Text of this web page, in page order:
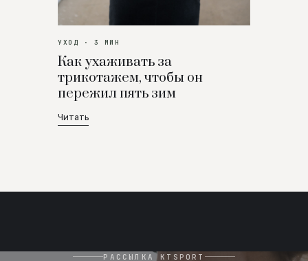
УХОД · 3 МИН
Как ухаживать за
трикотажем, чтобы он
пережил пять зим
Читать
РАССЫЛКА KTSPORT